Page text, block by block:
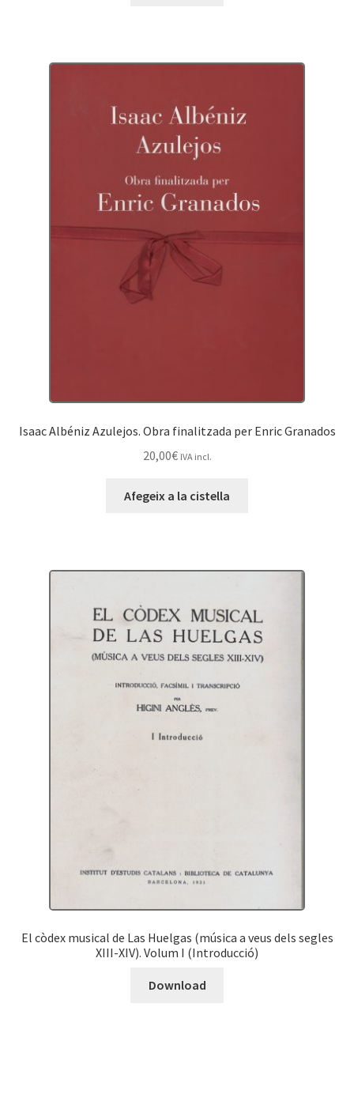
Isaac Albéniz Azulejos. Obra finalitzada per Enric Granados
20,00€ IVA incl.
Afegeix a la cistella
El còdex musical de Las Huelgas (música a veus dels segles
XIII-XIV). Volum I (Introducció)
Download